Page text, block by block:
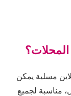
مسلية يمكن
مناسبة لجميع